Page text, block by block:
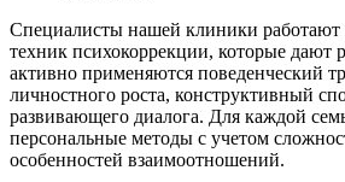
Специалисты нашей клиники работают
техник психокоррекции, которые дают
активно применяются поведенческий
личностного роста, конструктивный
развивающего диалога. Для каждой
персональные методы с учетом
особенностей взаимоотношений.